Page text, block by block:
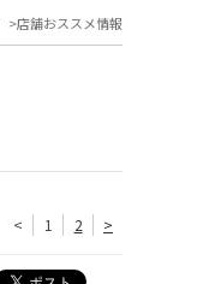
店舗おススメ情報
< 1 2 >